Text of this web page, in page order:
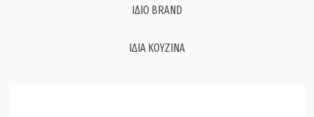
ΙΔΙΟ BRAND
ΙΔΙΑ ΚΟΥΖΙΝΑ